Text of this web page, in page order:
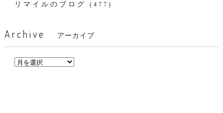
リマイルのブログ (477)
Archive アーカイブ